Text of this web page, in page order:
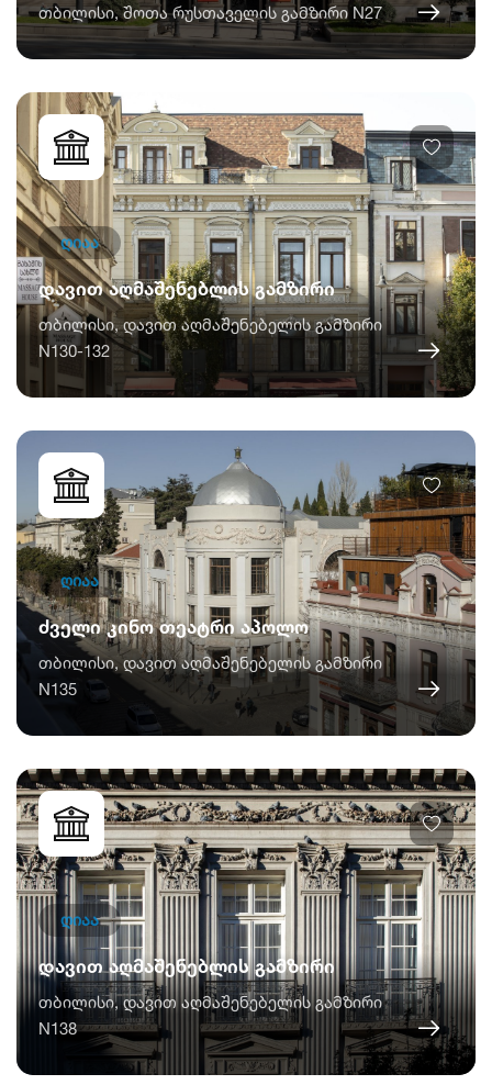
თბილისი, შოთა რუსთაველის გამზირი N27
ღიაა
დავით აღმაშენებლის გამზირი
თბილისი, დავით აღმაშენებელის გამზირი
N130-132
ღიაა
ძველი კინო თეატრი აპოლო
თბილისი, დავით აღმაშენებელის გამზირი
N135
ღიაა
დავით აღმაშენებლის გამზირი
თბილისი, დავით აღმაშენებელის გამზირი
N138